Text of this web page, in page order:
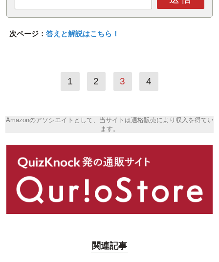
次ページ： 答えと解説はこちら！
1 2 3 4
Amazonのアソシエイトとして、当サイトは適格販売により収入を得てい
ます。
関連記事